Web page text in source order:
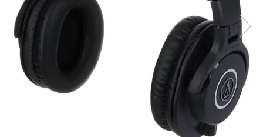
Capsule de microfon
Case-uri de microfoane
Microfoane de broadcast
Microfoane de instrumente
Microfoane de masurare si
calibrare
Microfoane de studio